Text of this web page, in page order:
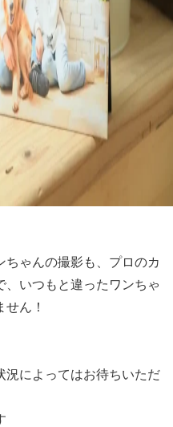
ちゃんの撮影も、プロのカ
、いつもと違ったワンちゃ
ん！
によってはお待ちいただ